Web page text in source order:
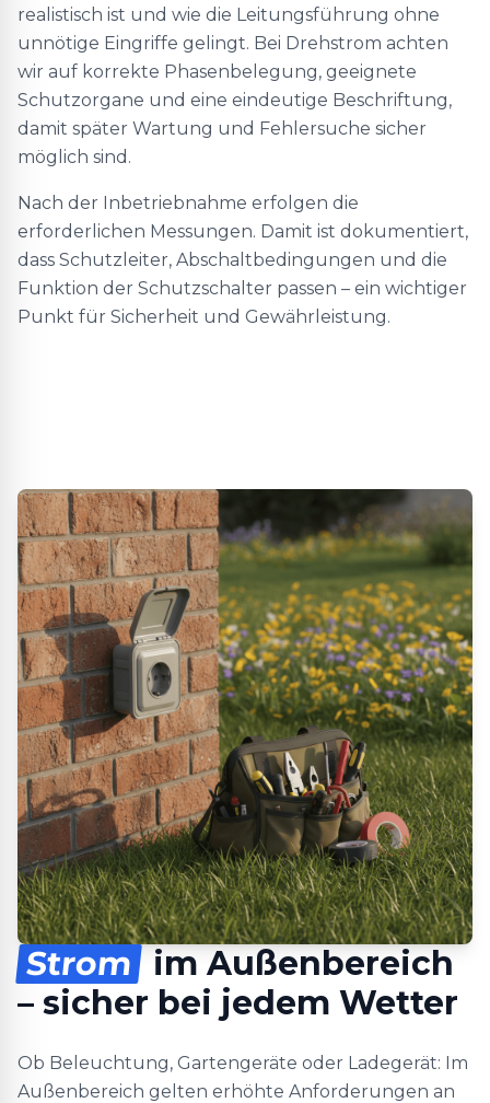
realistisch ist und wie die Leitungsführung ohne
unnötige Eingriffe gelingt. Bei Drehstrom achten
wir auf korrekte Phasenbelegung, geeignete
Schutzorgane und eine eindeutige Beschriftung,
damit später Wartung und Fehlersuche sicher
möglich sind.
Nach der Inbetriebnahme erfolgen die
erforderlichen Messungen. Damit ist dokumentiert,
dass Schutzleiter, Abschaltbedingungen und die
Funktion der Schutzschalter passen – ein wichtiger
Punkt für Sicherheit und Gewährleistung.
Strom
im Außenbereich
– sicher bei jedem Wetter
Ob Beleuchtung, Gartengeräte oder Ladegerät: Im
Außenbereich gelten erhöhte Anforderungen an